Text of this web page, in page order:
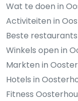
Wat te doen in
Activiteiten in
Beste
Winkels open in
Markten in
Hotels in
Fitness